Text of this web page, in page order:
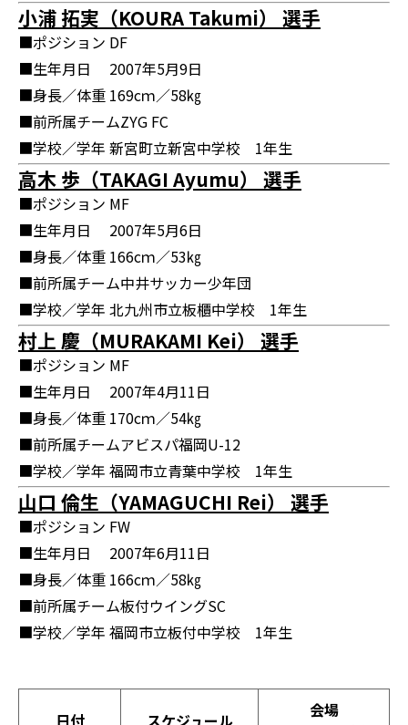
小浦 拓実（KOURA Takumi） 選手
■ポジション DF
■生年月日
2007年5月9日
■身長／体重 169cｍ／58㎏
■前所属チームZYG FC
■学校／学年 新宮町立新宮中学校 1年生
高木 歩（TAKAGI Ayumu） 選手
■ポジション MF
■生年月日
2007年5月6日
■身長／体重 166cｍ／53㎏
■前所属チーム中井サッカー少年団
■学校／学年 北九州市立板櫃中学校 1年生
村上 慶（MURAKAMI Kei） 選手
■ポジション MF
■生年月日
2007年4月11日
■身長／体重 170cｍ／54㎏
■前所属チームアビスパ福岡U-12
■学校／学年 福岡市立青葉中学校 1年生
山口 倫生（YAMAGUCHI Rei） 選手
■ポジション FW
■生年月日
2007年6月11日
■身長／体重 166cｍ／58㎏
■前所属チーム板付ウイングSC
■学校／学年 福岡市立板付中学校 1年生
日付 スケジュール
会場